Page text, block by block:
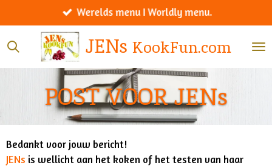
direct
naar
hoofdinhoud
JENsKookFun.com
Werelds menu I Worldly menu.
POST VOOR JENs
Bedankt voor jouw bericht!
JENs is wellicht aan het koken of het testen van haar